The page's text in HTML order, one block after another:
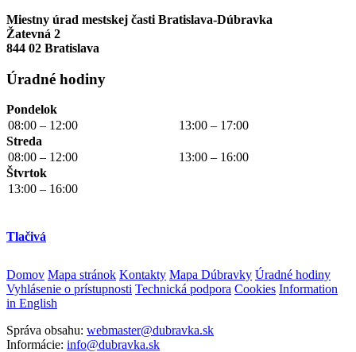
Miestny úrad mestskej časti Bratislava-Dúbravka
Žatevná 2
844 02 Bratislava
Úradné hodiny
Pondelok
08:00 – 12:00
13:00 – 17:00
Streda
08:00 – 12:00
13:00 – 16:00
Štvrtok
13:00 – 16:00
Tlačivá
Domov Mapa stránok Kontakty Mapa Dúbravky Úradné hodiny
Vyhlásenie o prístupnosti Technická podpora Cookies Information
in English
Správa obsahu: webmaster@dubravka.sk
Informácie: info@dubravka.sk